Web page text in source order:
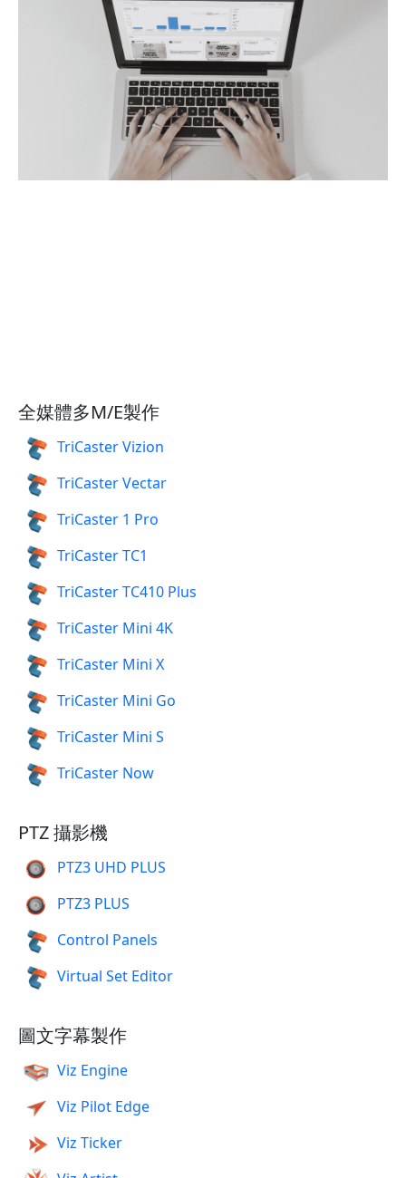
全媒體多M/E製作
TriCaster Vizion
TriCaster Vectar
TriCaster 1 Pro
TriCaster TC1
TriCaster TC410 Plus
TriCaster Mini 4K
TriCaster Mini X
TriCaster Mini Go
TriCaster Mini S
TriCaster Now
PTZ 攝影機
PTZ3 UHD PLUS
PTZ3 PLUS
Control Panels
Virtual Set Editor
圖文字幕製作
Viz Engine
Viz Pilot Edge
Viz Ticker